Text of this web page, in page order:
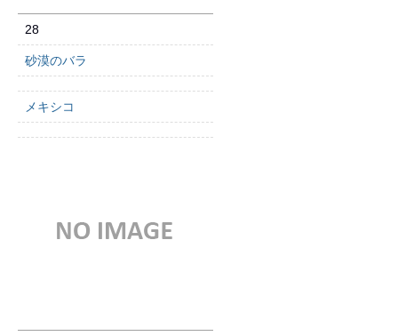
28
砂漠のバラ
メキシコ